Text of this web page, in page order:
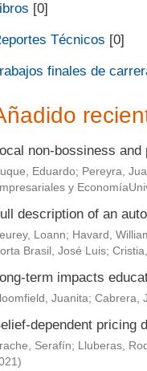
[0]
Técnicos [0]
finales de
non-bossiness
Eduardo; Pereyra,
y
description of an
Loann; Havard,
Brasil, José Luis;
term impacts
Juanita; Cabrera,
dependent pricing
Serafín; Lluberas,
)